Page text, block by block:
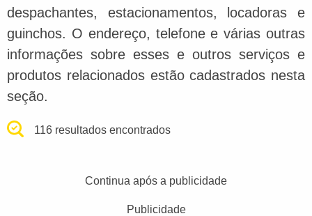
despachantes, estacionamentos, locadoras e
guinchos. O endereço, telefone e várias outras
informações sobre esses e outros serviços e
produtos relacionados estão cadastrados nesta
seção.
116 resultados encontrados
Continua após a publicidade
Publicidade